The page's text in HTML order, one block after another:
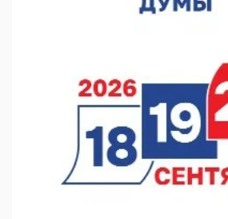
Нижегородские хирурги выполнили
операцию на щитовидной железе
06.08.2026 15:03
Более 30 нижегородцев прошли
06.08.2026 14:46